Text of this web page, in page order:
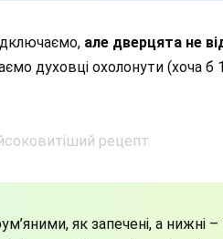
але дверцята не
духовці охолонути (хоча б
як запечені, а нижні